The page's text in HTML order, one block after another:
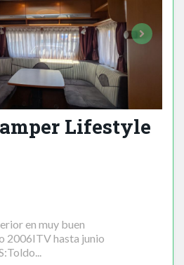
Lifestyle
en muy buen
2006ITV hasta junio